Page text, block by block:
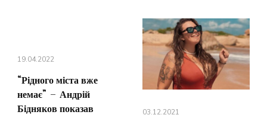
19.04.2022
“Рідного міста вже
немає” – Андрій
Бідняков показав
03.12.2021